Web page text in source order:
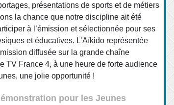
présentations de sports et de métiers
la chance que notre discipline ait été
à l’émission et sélectionnée pour ses
et éducatives. L’Aïkido représentée
diffusée sur la grande chaîne
TV France 4, à une heure de forte audience
une jolie opportunité !
pour les Jeunes